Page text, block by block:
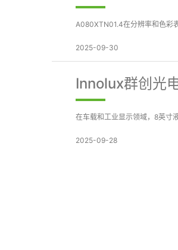
A080XTN01.4在分辨率和色彩
2025-09-30
Innolux群创光
在车载和工业显示领域，8英寸
2025-09-28